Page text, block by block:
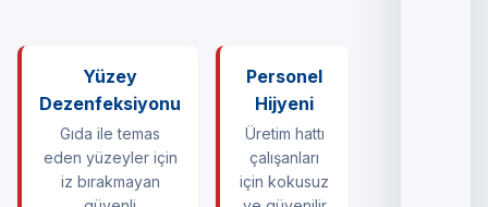
Yüzey
Dezenfeksiyonu
Gıda ile temas
eden yüzeyler için
iz bırakmayan
Personel
Hijyeni
Üretim hattı
çalışanları
için kokusuz